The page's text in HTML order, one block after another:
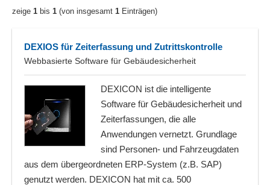
zeige 1 bis 1 (von insgesamt 1 Einträgen)
DEXIOS für Zeiterfassung und Zutrittskontrolle
Webbasierte Software für Gebäudesicherheit
DEXICON ist die intelligente
Software für Gebäudesicherheit und
Zeiterfassungen, die alle
Anwendungen vernetzt. Grundlage
sind Personen- und Fahrzeugdaten
aus dem übergeordneten ERP-System (z.B. SAP)
genutzt werden. DEXICON hat mit ca. 500